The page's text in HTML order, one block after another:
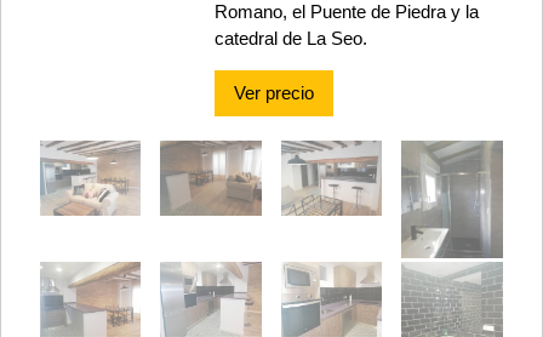
Romano, el Puente de Piedra y la
catedral de La Seo.
Ver precio